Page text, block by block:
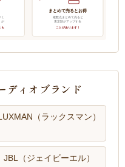
が
も
まとめて売るとお得
複数点まとめて売ると
査定額がアップする
ことがあります！
ディオブランド
（ラックスマン）
JBL（ジェイビーエル）